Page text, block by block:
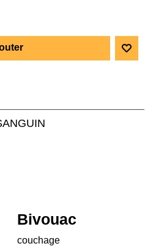
Bivouac
couchage